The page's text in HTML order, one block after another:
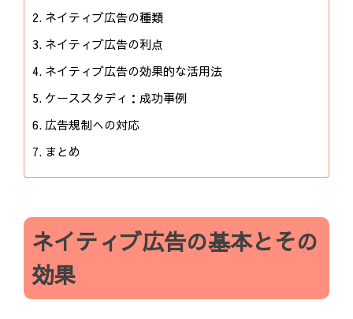
ネイティブ広告の種類
ネイティブ広告の利点
ネイティブ広告の効果的な活用法
ケーススタディ：成功事例
広告規制への対応
まとめ
ネイティブ広告の基本とその
効果